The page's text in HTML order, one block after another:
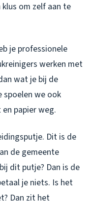
om zelf aan te
je professionele
werken met
wat je bij de
spoelen we ook
papier weg.
Dit is de
de gemeente
dit putje? Dan is de
je niets. Is het
Dan zit het